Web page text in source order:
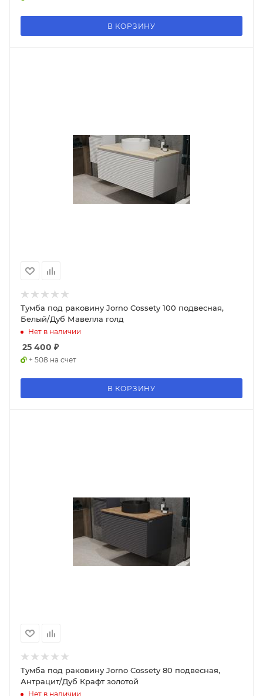
В КОРЗИНУ
Тумба под раковину Jorno Cossety 100 подвесная,
Белый/Дуб Мавелла голд
Нет в наличии
25 400 ₽
+ 508 на счет
В КОРЗИНУ
Тумба под раковину Jorno Cossety 80 подвесная,
Антрацит/Дуб Крафт золотой
Нет в наличии